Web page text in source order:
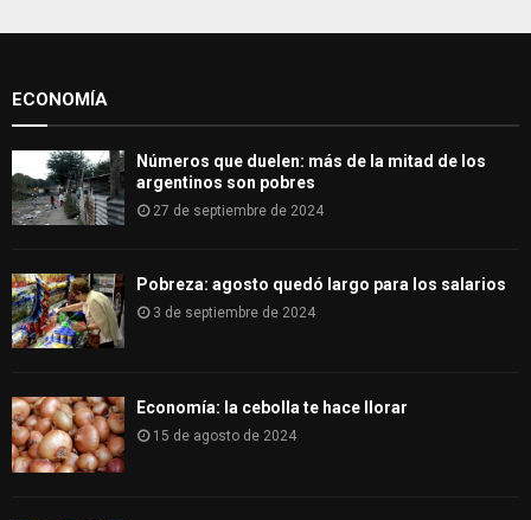
o
H
ECONOMÍA
Números que duelen: más de la mitad de los
argentinos son pobres
27 de septiembre de 2024
Pobreza: agosto quedó largo para los salarios
3 de septiembre de 2024
Economía: la cebolla te hace llorar
15 de agosto de 2024